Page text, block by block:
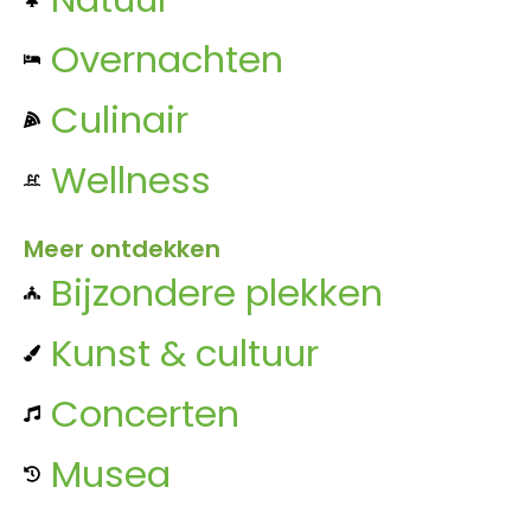
Overnachten
Culinair
Wellness
Meer ontdekken
Bijzondere plekken
Kunst & cultuur
Concerten
Musea